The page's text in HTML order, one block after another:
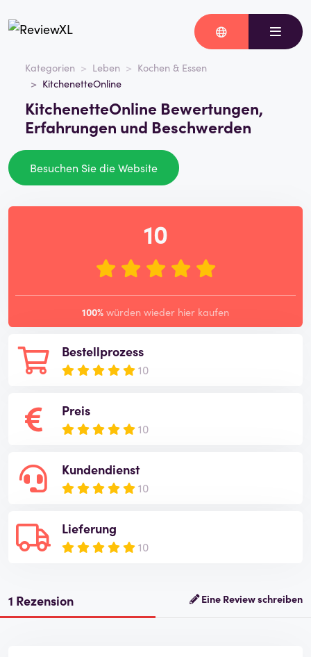
Kategorien Leben
Kochen & Essen
KitchenetteOnline
KitchenetteOnline Bewertungen,
Erfahrungen und Beschwerden
Besuchen Sie die Website
Bestellprozess
10
Preis
10
Kundendienst
10
Lieferung
10
10
100% würden wieder hier kaufen
1 Rezension Eine Review schreiben